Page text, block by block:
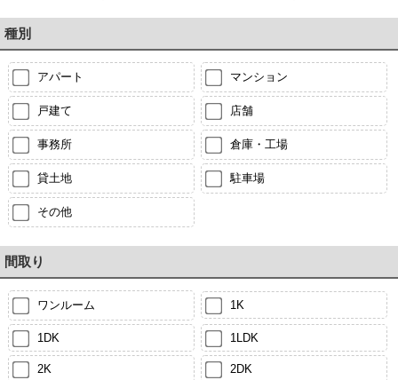
種別
アパート マンション
戸建て 店舗
事務所 倉庫・工場
貸土地 駐車場
その他
間取り
ワンルーム 1K
1DK 1LDK
2K 2DK